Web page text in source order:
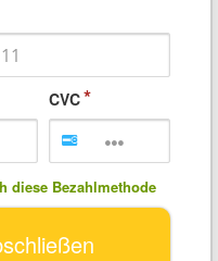
CVC
diese Bezahlmethode